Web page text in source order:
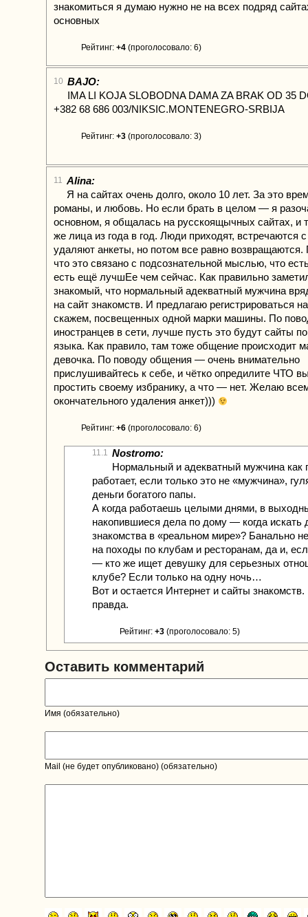
знакомиться я думаю нужно не на всех подряд
основных
Рейтинг: +4 (проголосовало: 6)
10 BAJO:
IMA LI KOJA SLOBODNA DAMA ZA BRAK OD 35
+382 68 686 003/NIKSIC.MONTENEGRO-SRBIJA
Рейтинг: +3 (проголосовало: 3)
11 Alina:
Я на сайтах очень долго, около 10 лет. За это
романы, и любовь. Но если брать в целом — я
основном, я общалась на русскоящычных сайтах, и
же лица из года в год. Люди приходят, встречаются
удаляют анкеты, но потом все равно возвращаются.
что это связано с подсознательной мыслью, что
есть ещё лучшЕе чем сейчас. Как правильно
знакомый, что нормальный адекватный мужчина
на сайт знакомств. И предлагаю регистрироваться
скажем, посвещенных одной марки машины. По
иностранцев в сети, лучше пусть это будут сайты
языка. Как правило, там тоже общение происходит
девочка. По поводу общения — очень внимательно
прислушивайтесь к себе, и чётко опредилите ЧТО
простить своему избранику, а что — нет. Желаю
окончательного удаления анкет)))
Рейтинг: +6 (проголосовало: 6)
11.1 Nostromo:
Нормальный и адекватный мужчина как
работает, если только это не «мужчина»,
деньги богатого папы.
А когда работаешь целыми днями, в
накопившиеся дела по дому — когда искать
знакомства в «реальном мире»? Банально
на походы по клубам и ресторанам, да и,
— кто же ищет девушку для серьезных
клубе? Если только на одну ночь…
Вот и остается Интернет и сайты знакомств.
правда.
Рейтинг: +3 (проголосовало: 5)
Оставить комментарий
Имя (обязательно)
Mail (не будет опубликовано) (обязательно)